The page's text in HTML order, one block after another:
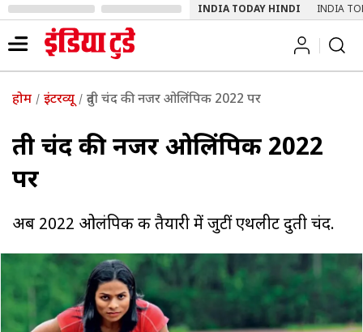
INDIA TODAY HINDI INDIA
होम इंटरव्यू दुती चंद की नजर ओलिंपिक 2022 पर
दुती चंद की नजर ओलिंपिक 2022
पर
अब 2022 ओलंपिक की तैयारी में जुटीं एथलीट दुती चंद.